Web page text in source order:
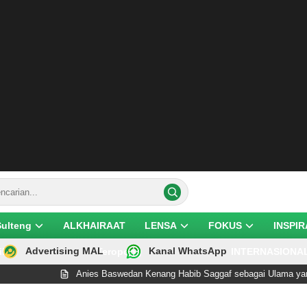
ALKHAIRAAT LENSA FOKUS
Teropong
Advertising MAL Kanal WhatsApp
Anies Baswedan Kenang Habib Saggaf sebagai Ulama yang